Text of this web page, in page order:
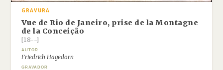
GRAVURA
Vue de Rio de Janeiro, prise de la Montagne
de la Conceição
[18--]
AUTOR
Friedrich Hagedorn
GRAVADOR